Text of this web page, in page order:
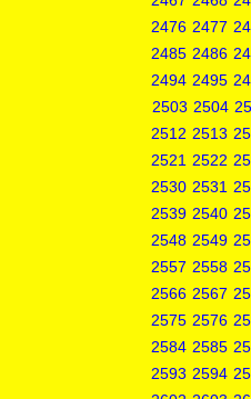
2476 2477
2485 2486
2494 2495
2503 2504
2512 2513
2521 2522
2530 2531
2539 2540
2548 2549
2557 2558
2566 2567
2575 2576
2584 2585
2593 2594